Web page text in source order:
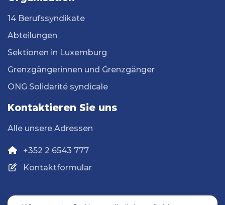
14 Berufssyndikate
Abteilungen
Sektionen in Luxemburg
Grenzgängerinnen und Grenzgänger
ONG Solidarité syndicale
Kontaktieren Sie uns
Alle unsere Adressen
+352 2 6543 777
Kontaktformular